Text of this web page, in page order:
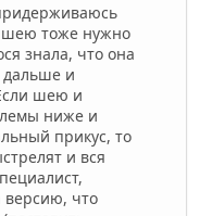
шею тоже нужно
знала, что она
дальше и
шею и
ниже и
прикус, то
и вся
версию, что